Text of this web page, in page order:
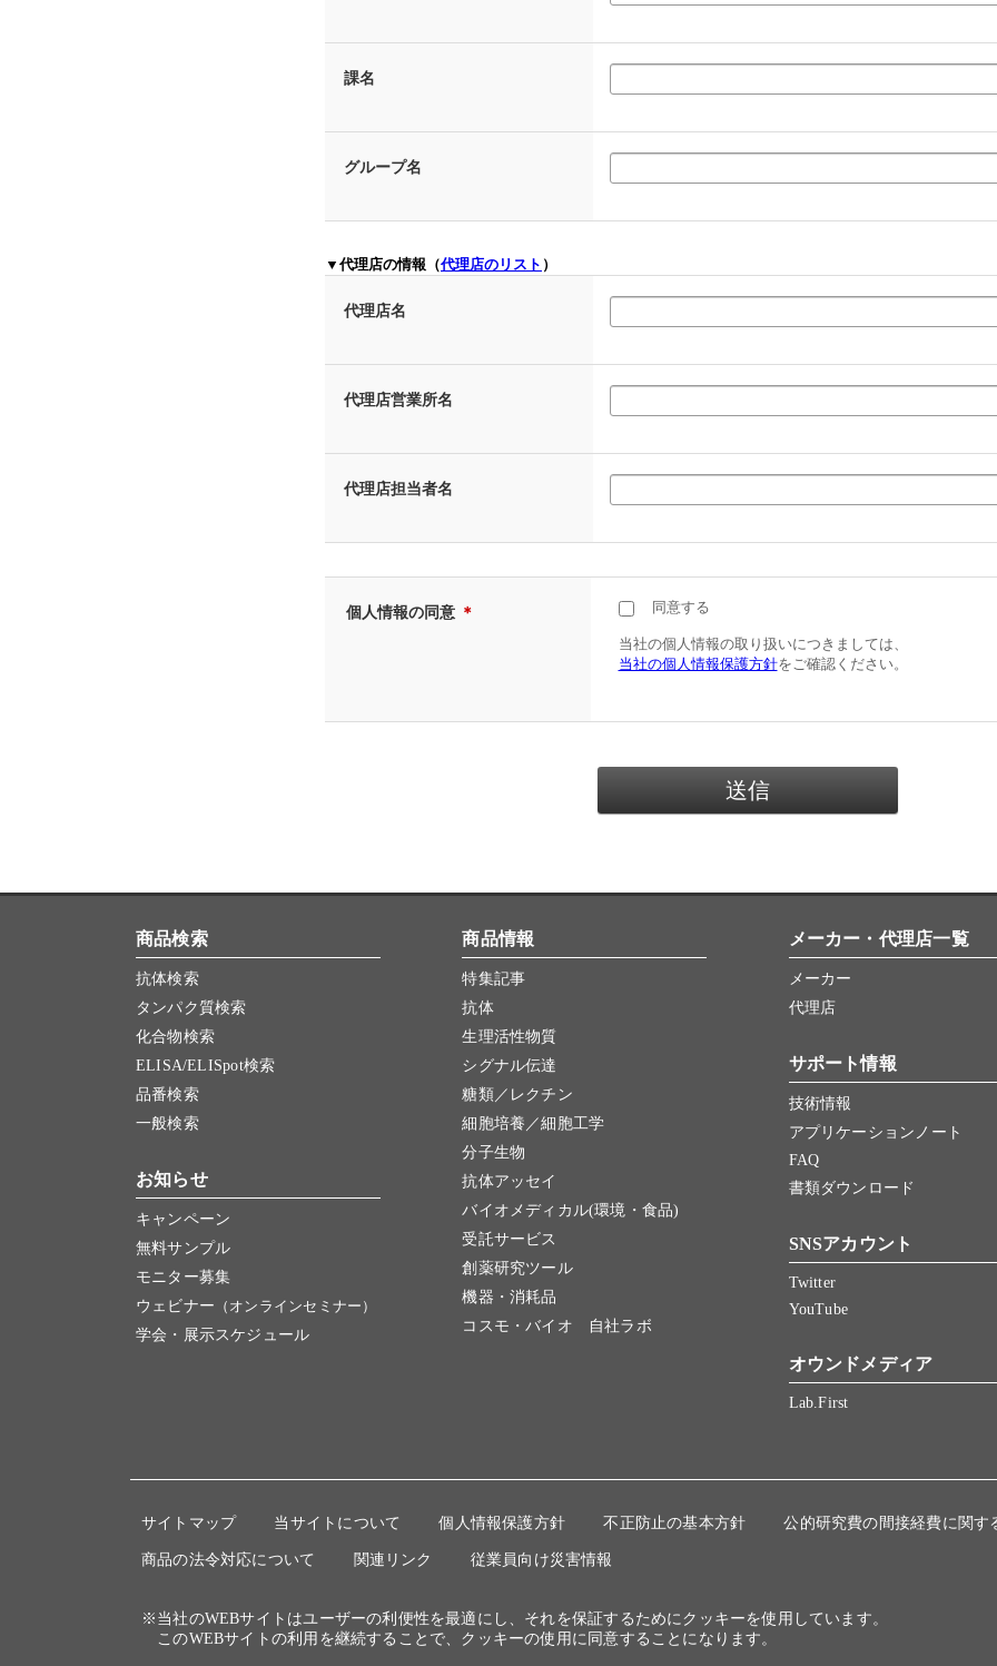
課名
グループ名
▼代理店の情報（代理店のリスト ）
代理店名
代理店営業所名
代理店担当者名
個人情報の同意 ＊ 同意する
当社の個人情報の取り扱いにつきましては、
当社の個人情報保護方針をご確認ください。
商品検索
抗体検索
タンパク質検索
化合物検索
ELISA/ELISpot検索
品番検索
一般検索
お知らせ
キャンペーン
無料サンプル
モニター募集
ウェビナー （オンラインセミナー）
学会・展示スケジュール
商品情報
特集記事
抗体
生理活性物質
シグナル伝達
糖類／レクチン
細胞培養／細胞工学
分子生物
抗体アッセイ
バイオメディカル(環境・食品)
受託サービス
創薬研究ツール
機器・消耗品
コスモ・バイオ 自社ラボ
メーカー・代理店一覧
メーカー
代理店
サポート情報
技術情報
アプリケーションノート
FAQ
書類ダウンロード
SNSアカウント
Twitter
YouTube
オウンドメディア
Lab.First
サイトマップ 当サイトについて 個人情報保護方針 不正防止の基本方針 公的研究費の間接経費に関す
商品の法令対応について 関連リンク 従業員向け災害情報
※当社のWEBサイトはユーザーの利便性を最適にし、それを保証するためにクッキーを使用しています。
このWEBサイトの利用を継続することで、クッキーの使用に同意することになります。